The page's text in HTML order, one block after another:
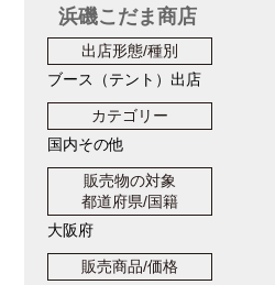
浜磯こだま商店
出店形態/種別
ブース（テント）出店
カテゴリー
国内その他
販売物の対象
都道府県/国籍
大阪府
販売商品/価格